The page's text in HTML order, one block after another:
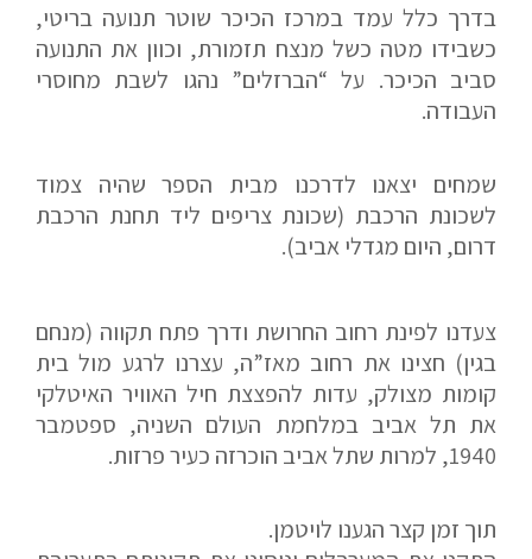
בדרך כלל עמד במרכז הכיכר שוטר תנועה בריטי,
כשבידו מטה כשל מנצח תזמורת, וכוון את התנועה
סביב הכיכר. על “הברזלים” נהגו לשבת מחוסרי
העבודה.
שמחים יצאנו לדרכנו מבית הספר שהיה צמוד
לשכונת הרכבת (שכונת צריפים ליד תחנת הרכבת
דרום, היום מגדלי אביב).
צעדנו לפינת רחוב החרושת ודרך פתח תקווה (מנחם
בגין) חצינו את רחוב מאז”ה, עצרנו לרגע מול בית
קומות מצולק, עדות להפצצת חיל האוויר האיטלקי
את תל אביב במלחמת העולם השניה, ספטמבר
1940, למרות שתל אביב הוכרזה כעיר פרזות.
תוך זמן קצר הגענו לויטמן.